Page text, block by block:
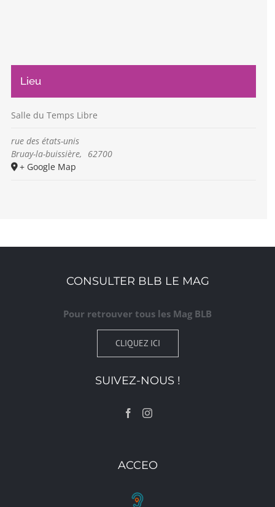
Lieu
Salle du Temps Libre
rue des états-unis
Bruay-la-buissière,
62700
+ Google Map
CONSULTER BLB LE MAG
Pour retrouver tous les Mag BLB
CLIQUEZ ICI
SUIVEZ-NOUS !
ACCEO